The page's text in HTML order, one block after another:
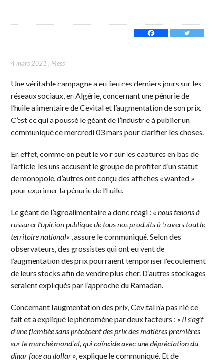
4 mars 2021 , Mess
Une véritable campagne a eu lieu ces derniers jours sur les
réseaux sociaux, en Algérie, concernant une pénurie de
l’huile alimentaire de Cevital et l’augmentation de son prix.
C’est ce qui a poussé le géant de l’industrie à publier un
communiqué ce mercredi 03 mars pour clarifier les choses.
En effet, comme on peut le voir sur les captures en bas de
l’article, les uns accusent le groupe de profiter d’un statut
de monopole, d’autres ont conçu des affiches « wanted »
pour exprimer la pénurie de l’huile.
Le géant de l’agroalimentaire a donc réagi : «nous tenons à
rassurer l’opinion publique de tous nos produits à travers tout le
territoire national« , assure le communiqué. Selon des
observateurs, des grossistes qui ont eu vent de
l’augmentation des prix pourraient temporiser l’écoulement
de leurs stocks afin de vendre plus cher. D’autres stockages
seraient expliqués par l’approche du Ramadan.
Concernant l’augmentation des prix, Cevital n’a pas nié ce
fait et a expliqué le phénomène par deux facteurs : « Il s’agit
d’une flambée sans précédent des prix des matières premières
sur le marché mondial, qui coïncide avec une dépréciation du
dinar face au dollar », explique le communiqué. Et de